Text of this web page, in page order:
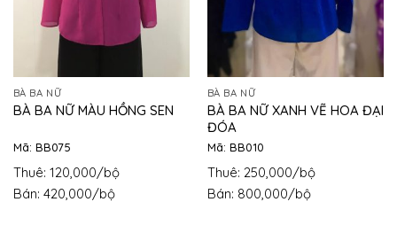
BÀ BA NỮ
BÀ BA NỮ MÀU HỒNG SEN
Mã: BB075
Thuê: 120,000/bộ
Bán: 420,000/bộ
BÀ BA NỮ
BÀ BA NỮ XANH VẼ HOA ĐẠI
ĐÓA
Mã: BB010
Thuê: 250,000/bộ
Bán: 800,000/bộ